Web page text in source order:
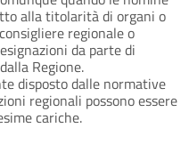
alla titolarità di organi o
regionale o
da parte di
Regione.
disposto dalle normative
regionali possono essere
cariche.